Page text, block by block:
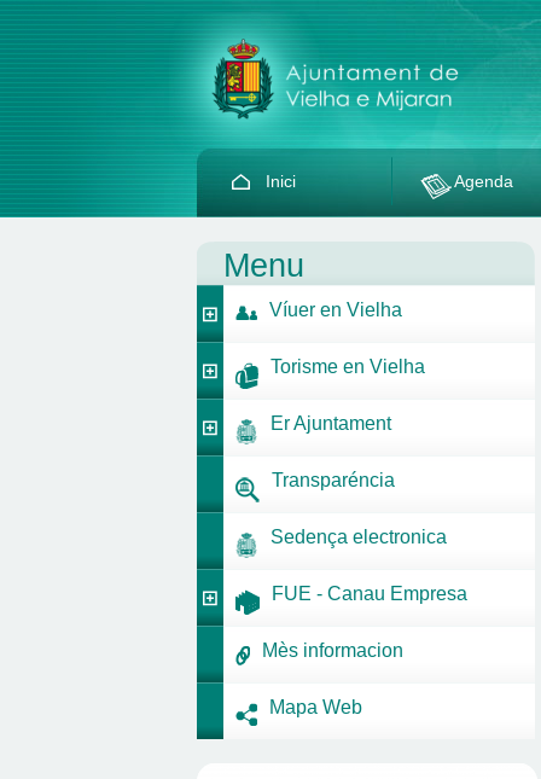
Inici Agenda
Menu
Víuer en Vielha
Torisme en Vielha
Er Ajuntament
Transparéncia
Sedença electronica
FUE - Canau Empresa
Mès informacion
Mapa Web